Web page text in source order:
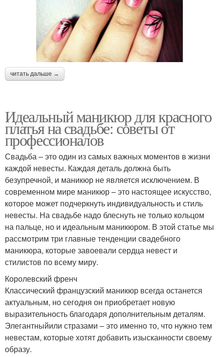
читать дальше →
Идеальный маникюр для красного
платья на свадьбе: советы от
профессионалов
Свадьба – это один из самых важных моментов в жизни
каждой невесты. Каждая деталь должна быть
безупречной, и маникюр не является исключением. В
современном мире маникюр – это настоящее искусство,
которое может подчеркнуть индивидуальность и стиль
невесты. На свадьбе надо блеснуть не только кольцом
на пальце, но и идеальным маникюром. В этой статье мы
рассмотрим три главные тенденции свадебного
маникюра, которые завоевали сердца невест и
стилистов по всему миру.
Королевский френч
Классический французский маникюр всегда останется
актуальным, но сегодня он приобретает новую
выразительность благодаря дополнительным деталям.
Элегантныйили стразами – это именно то, что нужно тем
невестам, которые хотят добавить изысканности своему
образу.